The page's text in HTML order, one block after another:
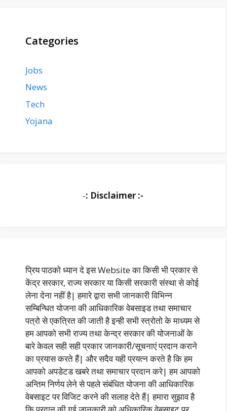
Categories
Jobs
News
Tech
Yojana
-: Disclaimer :-
प्रिय पाठको ध्यान दे इस Website का किसी भी प्रकार से
केंद्र सरकार, राज्य सरकार या किसी सरकारी संस्था से कोई
लेना देना नहीं है| हमारे द्वारा सभी जानकारी विभिन्न
सम्बिन्धित योजना की आधिकारिक वेबसाइड तथा समाचार
पत्रो से एकत्रित की जाती है इन्ही सभी स्त्रोतो के माध्यम से
हम आपको सभी राज्य तथा केन्द्र सरकार की योजनाओं के
बारे केवल सही सही प्रकार जानकारी/सूचनाएं प्रदान कराने
का प्रयास करते हैं| और सदैव यही प्रयत्न करते है कि हम
आपको अपडेटड खबरे तथा समाचार प्रदान करे| हम आपको
अन्तिम निर्णय लेने से पहले संबंधित योजना की आधिकारिक
वेबसाइट पर विजिट करने की सलाह देते हैं| हमारा सुझाव है